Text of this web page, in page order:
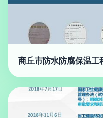
商丘市防水防腐保温工